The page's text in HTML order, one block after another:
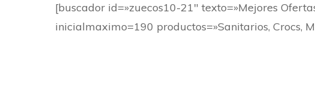
[buscador id=»zuecos10-21″ texto=»Mejores
inicialmaximo=190 productos=»Sanitarios, Crocs,